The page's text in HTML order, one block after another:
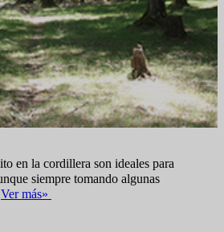
en la cordillera son ideales para
siempre tomando algunas
Ver más»